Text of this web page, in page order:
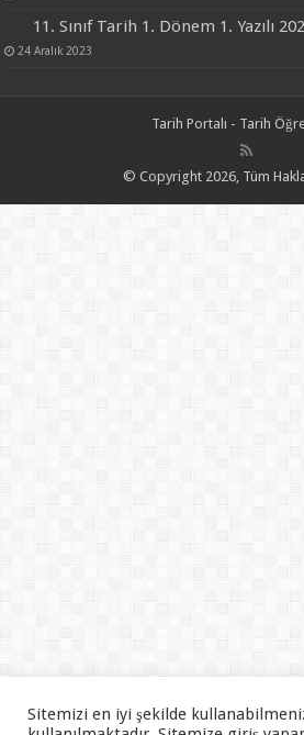
11. Sınıf Tarih 1. Dönem 1. Yazılı
24 Aralık 2023
Tarih Portalı - Tarih
© Copyright 2026, Tüm
Sitemizi en iyi şekilde